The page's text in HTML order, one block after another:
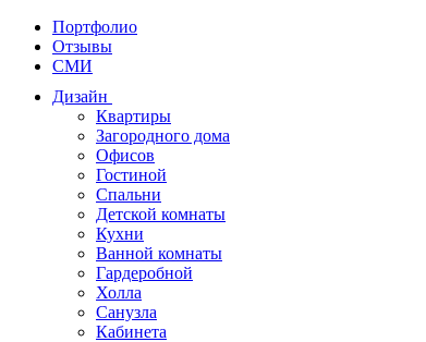
Портфолио
Отзывы
СМИ
Дизайн
Квартиры
Загородного дома
Офисов
Гостиной
Спальни
Детской комнаты
Кухни
Ванной комнаты
Гардеробной
Холла
Санузла
Кабинета